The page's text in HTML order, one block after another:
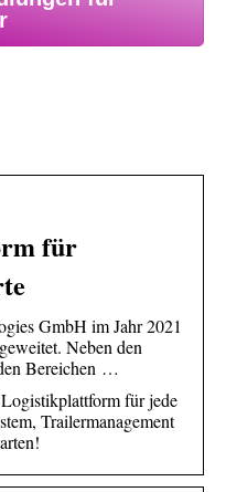
für
GmbH im Jahr 2021
Neben den
Bereichen …
für jede
Trailermanagement